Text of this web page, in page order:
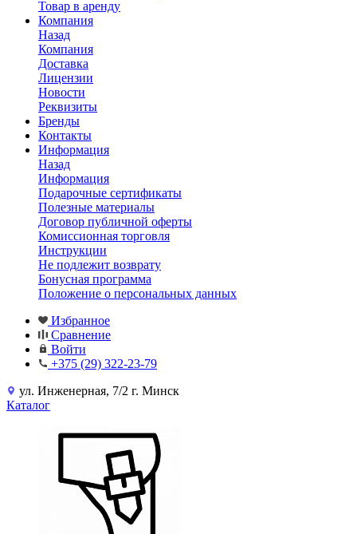
Товар в аренду
Компания
Назад
Компания
Доставка
Лицензии
Новости
Реквизиты
Бренды
Контакты
Информация
Назад
Информация
Подарочные сертификаты
Полезные материалы
Договор публичной оферты
Комиссионная торговля
Инструкции
Не подлежит возврату
Бонусная программа
Положение о персональных данных
Избранное
Сравнение
Войти
+375 (29) 322-23-79
ул. Инженерная, 7/2 г. Минск
Каталог